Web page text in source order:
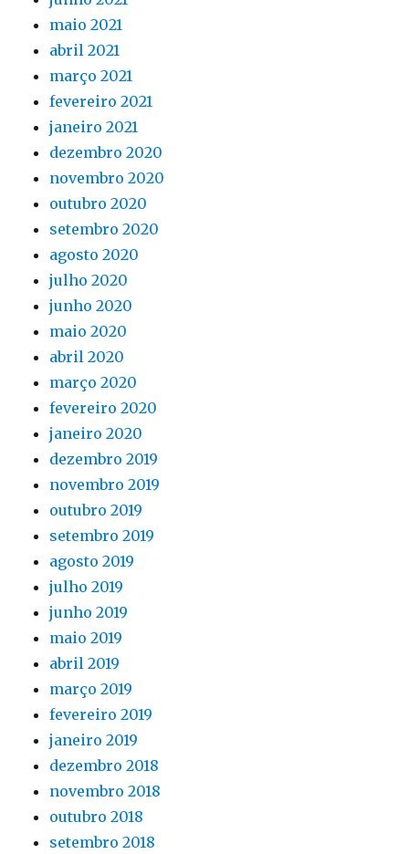
maio 2021
abril 2021
março 2021
fevereiro 2021
janeiro 2021
dezembro 2020
novembro 2020
outubro 2020
setembro 2020
agosto 2020
julho 2020
junho 2020
maio 2020
abril 2020
março 2020
fevereiro 2020
janeiro 2020
dezembro 2019
novembro 2019
outubro 2019
setembro 2019
agosto 2019
julho 2019
junho 2019
maio 2019
abril 2019
março 2019
fevereiro 2019
janeiro 2019
dezembro 2018
novembro 2018
outubro 2018
setembro 2018